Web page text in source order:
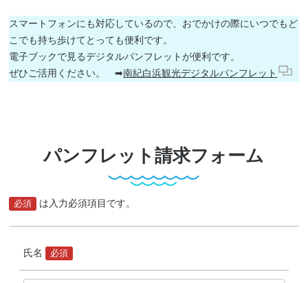
スマートフォンにも対応しているので、おでかけの際にいつでもど
こでも持ち歩けてとっても便利です。
電子ブックで見るデジタルパンフレットが便利です。
ぜひご活用ください。 ➡南紀白浜観光デジタルパンフレット
パンフレット請求フォーム
必須 は入力必須項目です。
氏名 必須